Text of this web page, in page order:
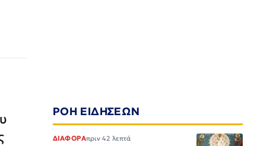
ΡΟΗ ΕΙΔΗΣΕΩΝ
ΔΙΑΦΟΡΑπριν 42 λεπτά